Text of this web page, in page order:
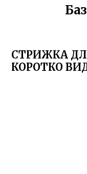
СТРИЖКА
КОРОТКО